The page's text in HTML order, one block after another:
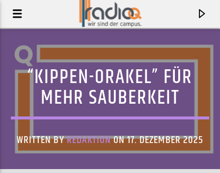
“KIPPEN-ORAKEL” FÜR
MEHR SAUBERKEIT
WRITTEN BYREDAKTIONON 17. DEZEMBER 2025